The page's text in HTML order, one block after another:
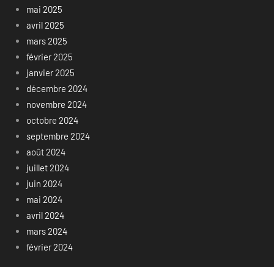
mai 2025
avril 2025
mars 2025
février 2025
janvier 2025
décembre 2024
novembre 2024
octobre 2024
septembre 2024
août 2024
juillet 2024
juin 2024
mai 2024
avril 2024
mars 2024
février 2024